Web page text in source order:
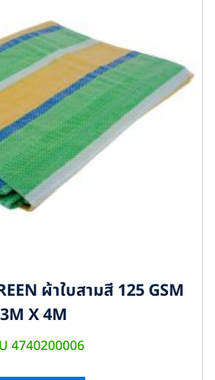
ผ้าใบสามสี 125 GSM
3M X 4M
4740200006